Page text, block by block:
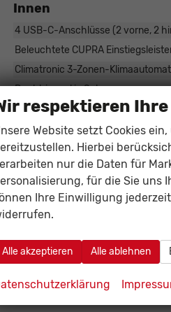
Innen
4 USB-C-Anschlüsse (2 vorne, 2
Beleuchtete CUPRA
Climatronic 3-Zonen-
Dachhimmel in Schwarz
CUPRA Multifunktionslenkrad
Fahrprofilauswahl (Driver
Sitzheizung (Vordersitze)
VZ5 Aluminiumpedale (dunkel)
Gepäckraum mit doppeltem
Innenspiegel automatisch
Mittelarmlehne vorne
Smart Wraparound
Sonnenblenden mit beleuchteten
respektieren
Website setzt Cookies
Hierbei
nur die Daten für
für die Sie uns
Ihre Einwilligung
Alle akzeptieren Alle ablehnen